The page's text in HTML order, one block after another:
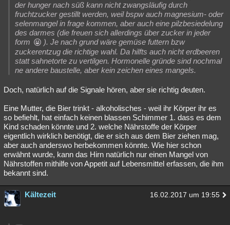
der hunger nach süß kann nicht zwangsläufig durch
fruchtzucker gestillt werden, weil bspw auch magnesium- oder
selenmangel in frage kommen, aber auch eine pilzbesiedelung
des darmes (die freuen sich allerdings über zucker in jeder
form
). Je nach grund wäre gemüse futtern bzw
zuckerentzug die richtige wahl. Da hilfts auch nicht erdbeeren
statt sahnetorte zu vertilgen. Hormonelle gründe sind nochmal
ne andere baustelle, aber kein zeichen eines mangels.
Doch, natürlich auf die Signale hören, aber sie richtig deuten.
Eine Mutter, die Bier trinkt - alkoholisches - weil ihr Körper ihr es
so befiehlt, hat einfach keinen blassen Schimmer 1. dass es dem
Kind schaden könnte und 2. welche Nährstoffe der Körper
eigentlich wirklich benötigt, die er sich aus dem Bier ziehen mag,
aber auch anderswo herbekommen könnte. Wie hier schon
erwähnt wurde, kann das Hirn natürlich nur einen Mangel von
Nährstoffen mithilfe von Appetit auf Lebensmittel erfassen, die ihm
bekannt sind.
Kältezeit 16.02.2017 um 19:55